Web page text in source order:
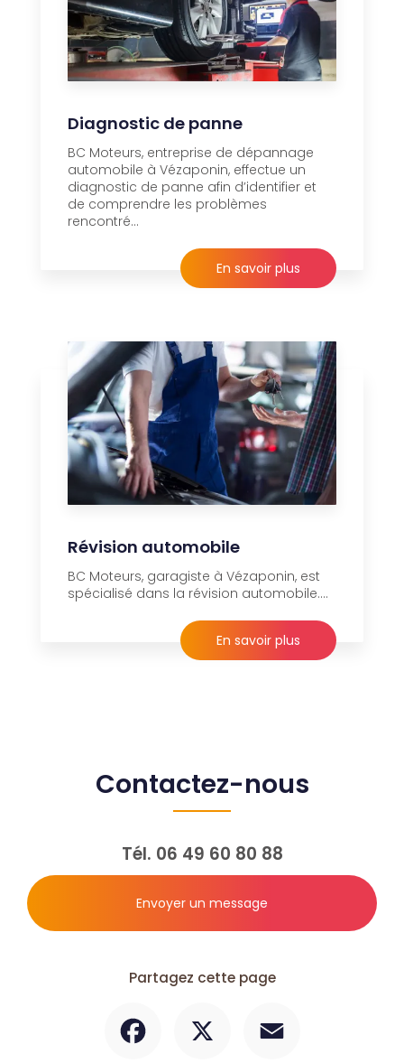
Diagnostic de panne
BC Moteurs, entreprise de dépannage
automobile à Vézaponin, effectue un
diagnostic de panne afin d’identifier et
de comprendre les problèmes
rencontré...
En savoir plus
Révision automobile
BC Moteurs, garagiste à Vézaponin, est
spécialisé dans la révision automobile....
En savoir plus
Contactez-nous
Tél. 06 49 60 80 88
Envoyer un message
Partagez cette page